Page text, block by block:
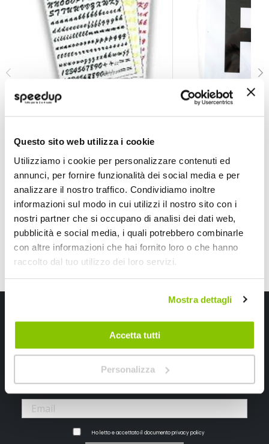
Questo sito web utilizza i cookie
Utilizziamo i cookie per personalizzare contenuti ed
annunci, per fornire funzionalità dei social media e per
analizzare il nostro traffico. Condividiamo inoltre
informazioni sul modo in cui utilizzi il nostro sito con i
nostri partner che si occupano di analisi dei dati web,
pubblicità e social media, i quali potrebbero combinarle
con altre informazioni che hai fornito loro o che hanno
raccolto dal tuo utilizzo dei loro servizi.
Mostra dettagli
Accetta tutti
Personalizza
Adesivi lettere e numeri Letter kit
nero
A partire da
6,90 €
Adesivi lettere e
Prezzo
speciale
7,90 € -35%
CONSEGNA IN 48H
Ricevi subito uno sconto del 10% per il tuo primo acquisto online!
Ho letto e accettato il documentoprivacy policy